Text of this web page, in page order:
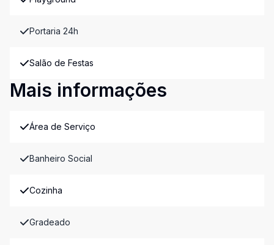
Portaria 24h
Salão de Festas
Mais informações
Área de Serviço
Banheiro Social
Cozinha
Gradeado